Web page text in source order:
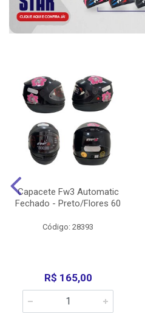
Capacete Fw3 Automatic
Fechado - Preto/Flores 60
Código: 28393
R$ 165,00